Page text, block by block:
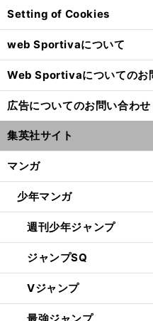
Setting of Cookies
web Sportivaについて
Web Sportivaについてのお
広告についてのお問い合わせ
集英社サイト
マンガ
少年マンガ
週刊少年ジャンプ
ジャンプSQ
Vジャンプ